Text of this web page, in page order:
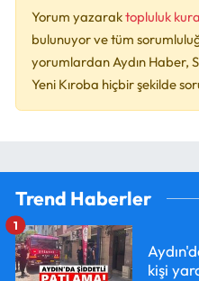
Yorum yazaraktopluluk
bulunuyor ve tüm
yorumlardan Aydın Haber,
Yeni Kıroba hiçbir şekilde
Trend Haberler
kişi
1